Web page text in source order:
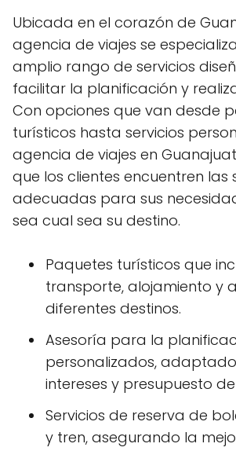
Ubicada en el corazón de
agencia de viajes se
amplio rango de servicios
facilitar la planificación y
Con opciones que van desde
turísticos hasta servicios
agencia de viajes en
que los clientes encuentren las
adecuadas para sus
sea cual sea su destino.
Paquetes turísticos que
transporte, alojamiento y
diferentes destinos.
Asesoría para la
personalizados,
intereses y presupuesto
Servicios de reserva de
y tren, asegurando la